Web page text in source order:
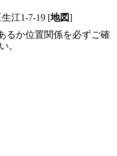
江1-7-19 [地図]
るか位置関係を必ずご確
。